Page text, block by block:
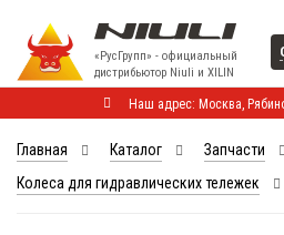
«РусГрупп» - официальный
диcтрибьютор Niuli и XILIN
Наш адрес: Москва,
Главная Каталог
Запчасти
Колеса для гидравлических тележек